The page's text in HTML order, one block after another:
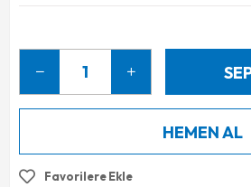
Favorilere Ekle